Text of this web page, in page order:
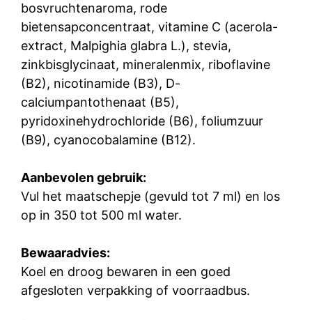
bosvruchtenaroma, rode
bietensapconcentraat, vitamine C (acerola-
extract, Malpighia glabra L.), stevia,
zinkbisglycinaat, mineralenmix, riboflavine
(B2), nicotinamide (B3), D-
calciumpantothenaat (B5),
pyridoxinehydrochloride (B6), foliumzuur
(B9), cyanocobalamine (B12).
Aanbevolen gebruik:
Vul het maatschepje (gevuld tot 7 ml) en los
op in 350 tot 500 ml water.
Bewaaradvies:
Koel en droog bewaren in een goed
afgesloten verpakking of voorraadbus.